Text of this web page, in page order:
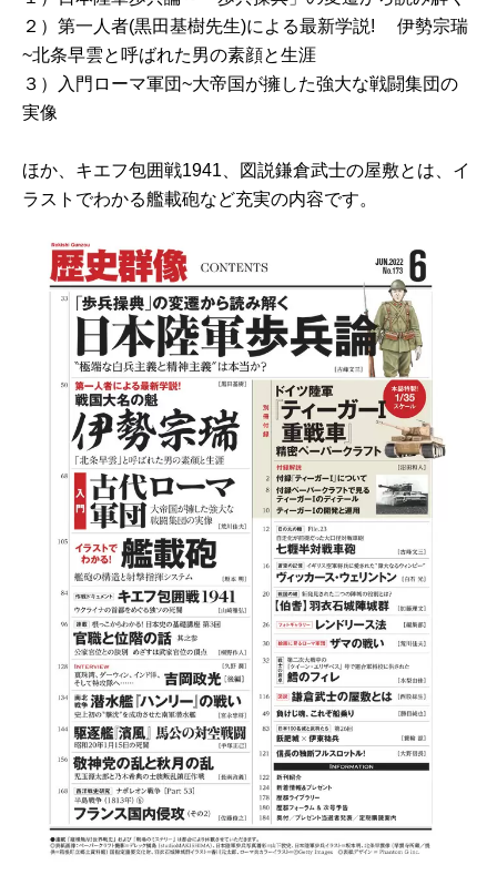
２）第一人者(黒田基樹先生)による最新学説! 伊勢宗瑞
~北条早雲と呼ばれた男の素顔と生涯
３）入門ローマ軍団~大帝国が擁した強大な戦闘集団の
実像
ほか、キエフ包囲戦1941、図説鎌倉武士の屋敷とは、イ
ラストでわかる艦載砲など充実の内容です。